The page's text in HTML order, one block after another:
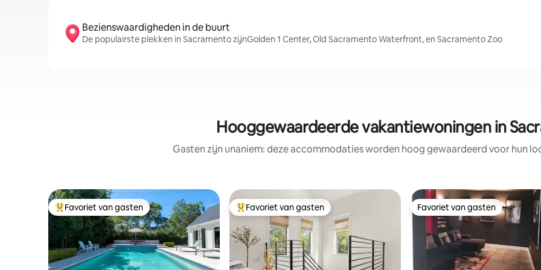
Bezienswaardigheden in de buurt
De populairste plekken in Sacramento zijnGolden 1 Center, Old Sacramento Waterfront, en Sacramento Zoo
Hooggewaardeerde vakantiewoningen in
Gasten zijn unaniem: deze accommodaties worden hoog gewaardeerd voor hun
Topfavoriet van gasten
Favoriet van gasten Topfavoriet van gasten
Favoriet van gasten Favoriet van gasten
Favoriet van gasten